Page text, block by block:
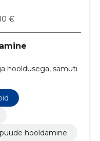
€
hooldusega, samuti
puude hooldamine